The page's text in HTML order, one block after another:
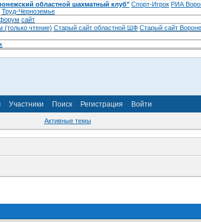
областной шахматный клуб" Спорт-Игрок РИА
Труд-Черноземье
сайт
чтение) Старый сайт областной ШФ Старый сайт
Участники Поиск Регистрация Войти
Активные темы